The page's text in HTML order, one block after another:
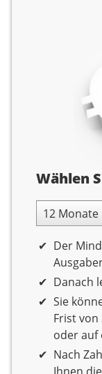
Wählen
12 Monate
Der
Danach
Sie
Frist
oder auf
Nach
Ihnen